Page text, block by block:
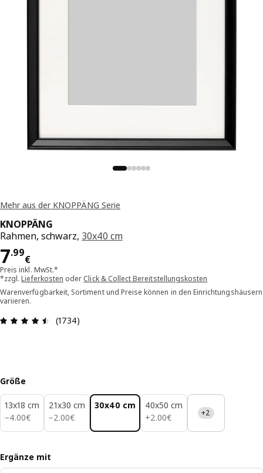
Mehr aus der KNOPPÄNG Serie
KNOPPÄNG
Rahmen, schwarz, 30x40 cm
7.99
€
Preis 7.99€
Preis inkl. MwSt.*
*zzgl.Lieferkosten oder Click & Collect Bereitstellungskosten
Warenverfügbarkeit, Sortiment und Preise können in den Einrichtungshäusern
variieren.
Bewertung: 4.5 von 5 Sterne Alle Bewertungen:
(1734)
Größe
13x18 cm
−4.00€
4.00€
21x30 cm
−2.00€
2.00€
30x40 cm
40x50 cm
+2.00€
2.00€ +2
Ergänze mit